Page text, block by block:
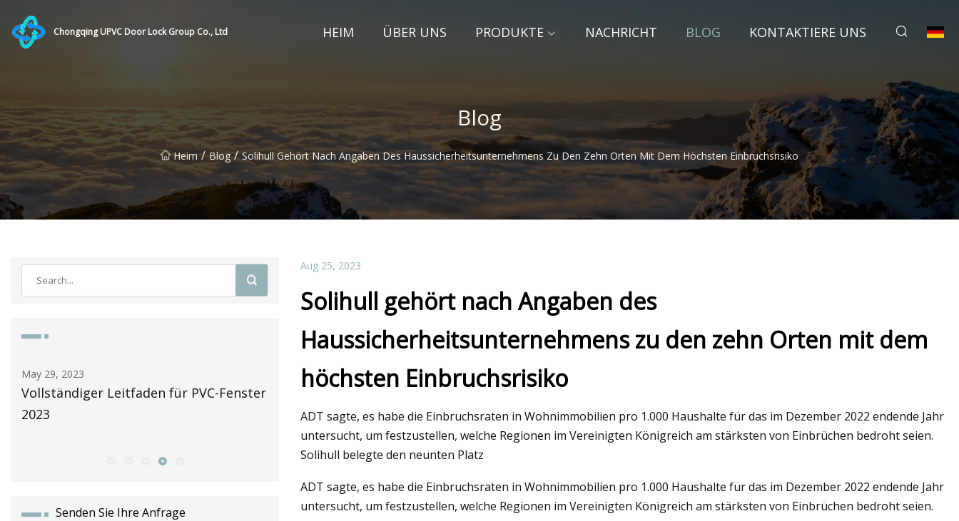
Chongqing UPVC Door Lock Group Co., Ltd HEIM ÜBER UNS PRODUKTE NACHRICHT BLOG KONTAKTIERE UNS
Blog
Heim / Blog / Solihull Gehört Nach Angaben Des Haussicherheitsunternehmens Zu Den Zehn Orten Mit Dem Höchsten Einbruchsrisiko
29, 2023
Leitfaden für PVC-Fenster Anbieter von PVC-Fenstern in meiner
Nähe bewerteten 2023
May 26, 2023
Automated insulating glass production
by LiSEC at Felbermayer Fenster und
Türen
Senden Sie Ihre Anfrage
Aug 25, 2023
Solihull gehört nach Angaben des
Haussicherheitsunternehmens zu den zehn Orten mit dem
höchsten Einbruchsrisiko
ADT sagte, es habe die Einbruchsraten in Wohnimmobilien pro 1.000 Haushalte für das im Dezember 2022 endende Jahr
untersucht, um festzustellen, welche Regionen im Vereinigten Königreich am stärksten von Einbrüchen bedroht seien.
Solihull belegte den neunten Platz
ADT sagte, es habe die Einbruchsraten in Wohnimmobilien pro 1.000 Haushalte für das im Dezember 2022 endende Jahr
untersucht, um festzustellen, welche Regionen im Vereinigten Königreich am stärksten von Einbrüchen bedroht seien.